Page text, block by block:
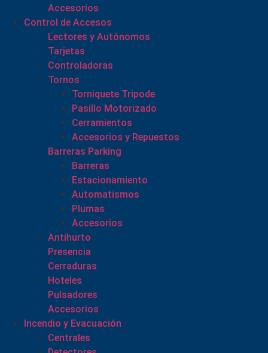
Accesorios
Control de Accesos
Lectores y Autónomos
Tarjetas
Controladoras
Tornos
Torniquete Tripode
Pasillo Motorizado
Cerramientos
Accesorios y Repuestos
Barreras Parking
Barreras
Estacionamiento
Automatismos
Plumas
Accesorios
Antihurto
Presencia
Cerraduras
Hoteles
Pulsadores
Accesorios
Incendio y Evacuación
Centrales